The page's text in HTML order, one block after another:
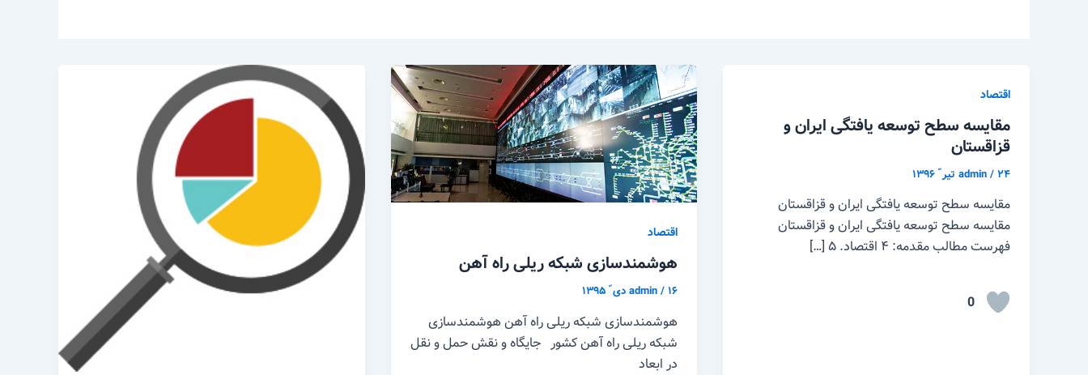
اقتصاد
مقایسه سطح توسعه یافتگی ایران و
قزاقستان
admin/۲۴ تیر ّ ۱۳۹۶
مقایسه سطح توسعه یافتگی ایران و قزاقستان
مقایسه سطح توسعه یافتگی ایران و قزاقستان
فهرست مطالب مقدمه: ۴ اقتصاد. ۵ […]
0
اقتصاد
هوشمندسازی شبکه ریلی راه آهن
admin/۱۶ دی ّ ۱۳۹۵
هوشمندسازی شبکه ریلی راه آهن هوشمندسازی
شبکه ریلی راه آهن کشور جایگاه و نقش حمل و نقل
در ابعاد